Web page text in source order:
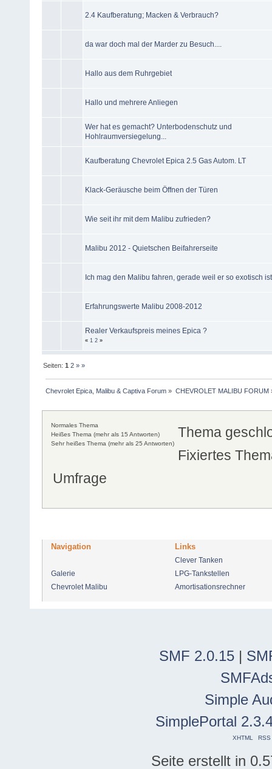
2.4 Kaufberatung; Macken & Verbrauch?
da war doch mal der Marder zu Besuch....
Hallo aus dem Ruhrgebiet
Hallo und mehrere Anliegen
Wer hat es gemacht? Unterbodenschutz und
Hohlraumversiegelung...
Kaufberatung Chevrolet Epica 2.5 Gas Autom. LT
Klack-Geräusche beim Öffnen der Türen
Wie seit ihr mit dem Malibu zufrieden?
Malibu 2012 - Quietschen Beifahrerseite
Ich mag den Malibu fahren, gerade weil er so exotisch ist
Erfahrungswerte Malibu 2008-2012
Realer Verkaufspreis meines Epica ?
« 1 2 »
Seiten:1 2 » »
Chevrolet Epica, Malibu & Captiva Forum » CHEVROLET MALIBU FORUM
Normales Thema
Heißes Thema (mehr als 15 Antworten)
Sehr heißes Thema (mehr als 25 Antworten)
Thema
Fixiertes
Umfrage
Navigation Links
Clever Tanken
Galerie
LPG-Tankstellen
Chevrolet Malibu
Amortisationsrechner
SMF 2.0.15 |
Simple
SimplePortal
XHTML RSS
Seite erstellt in